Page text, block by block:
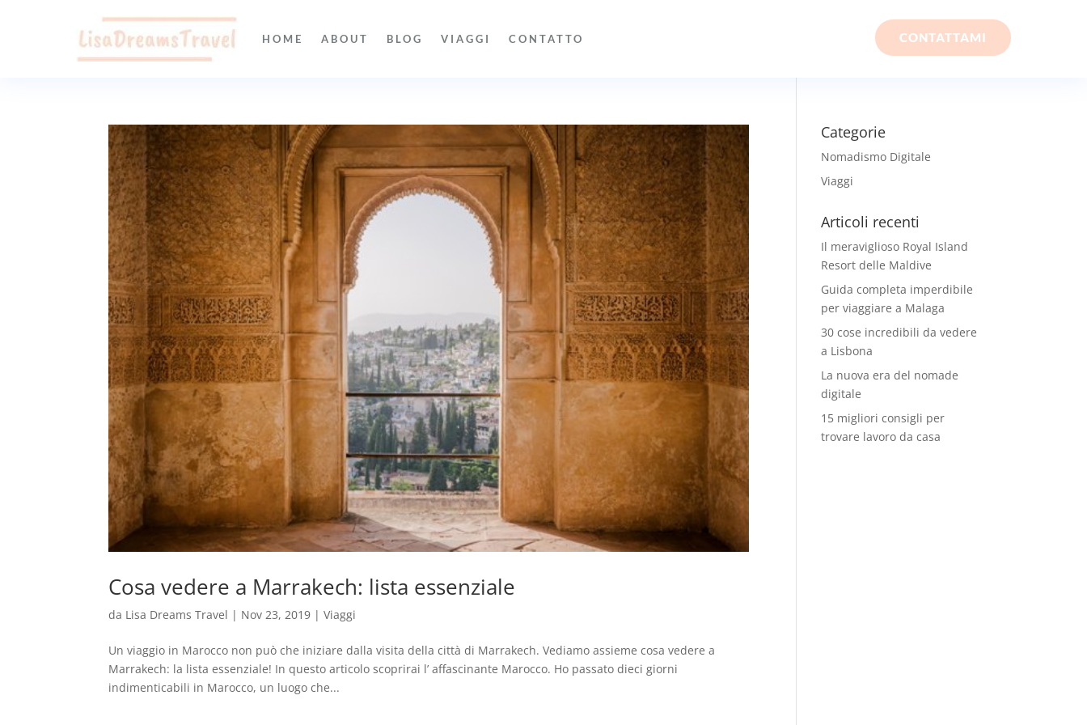
HOME ABOUT BLOG VIAGGI CONTATTO CONTATTAMI
Cosa vedere a Marrakech: lista essenziale
da Lisa Dreams Travel | Nov 23, 2019 |Viaggi
Un viaggio in Marocco non può che iniziare dalla visita della città di Marrakech. Vediamo assieme cosa vedere a
Marrakech: la lista essenziale! In questo articolo scoprirai l’ affascinante Marocco. Ho passato dieci giorni
indimenticabili in Marocco, un luogo che...
Categorie
Nomadismo Digitale
Viaggi
Articoli recenti
Il meraviglioso Royal Island
Resort delle Maldive
Guida completa imperdibile
per viaggiare a Malaga
30 cose incredibili da vedere
a Lisbona
La nuova era del nomade
digitale
15 migliori consigli per
trovare lavoro da casa